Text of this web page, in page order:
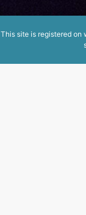
This site is registered on